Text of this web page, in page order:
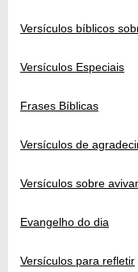
Versículos bíblicos
Versículos Especiais
Frases Bíblicas
Versículos de
Versículos sobre
Evangelho do dia
Versículos para refletir